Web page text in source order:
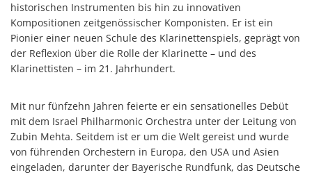
historischen Instrumenten bis hin zu innovativen
Kompositionen zeitgenössischer Komponisten. Er ist ein
Pionier einer neuen Schule des Klarinettenspiels, geprägt von
der Reflexion über die Rolle der Klarinette – und des
Klarinettisten – im 21. Jahrhundert.
Mit nur fünfzehn Jahren feierte er ein sensationelles Debüt
mit dem Israel Philharmonic Orchestra unter der Leitung von
Zubin Mehta. Seitdem ist er um die Welt gereist und wurde
von führenden Orchestern in Europa, den USA und Asien
eingeladen, darunter der Bayerische Rundfunk, das Deutsche